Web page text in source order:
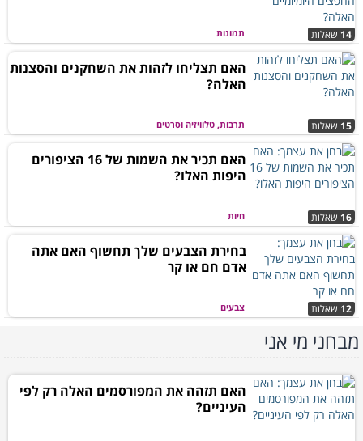
תמונות 14 שאלות
תרבות, טלוויזיה וסרטים 15 שאלות
האם תצליחו לזהות את השחקנים והסצנות
האלה?
חיות 16 שאלות
האם תכיר את השמות של 16 הציפורים
היפות האלו?
צבעים 12 שאלות
בחירת הצבעים שלך תחשוף האם אתה
אדם חם או קר
מבחני מי אני
האם תזהה את המפורסמים האלה רק לפי
העיניים?